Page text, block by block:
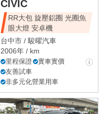
CIVIC
RR大包 旋壓鋁圈 光圈魚
眼大燈 安卓機
台中市 /駿曜汽車
2006年 / km
里程保證
實車實價
友善試車
非多元化營業用車